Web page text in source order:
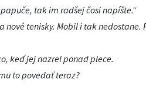
tak im radšej čosi napíšte.“
nové tenisky. Mobil i tak nedostane.
keď jej nazrel ponad plece.
to povedať teraz?